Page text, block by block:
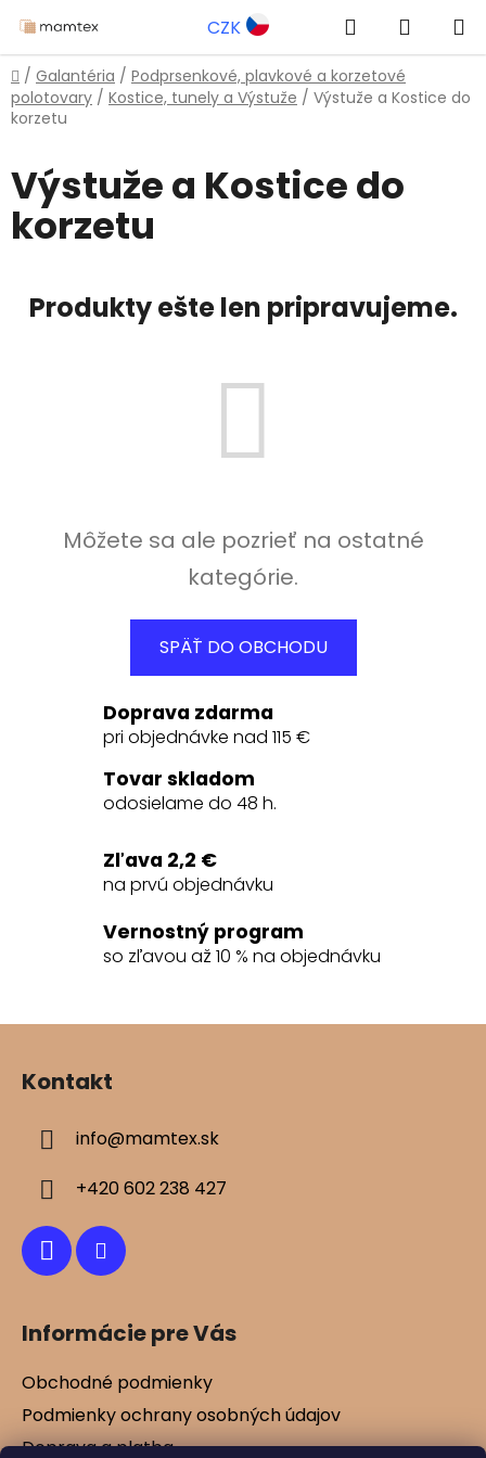
na
obsah
CZK Hľadať
KOŠÍK
Domov
/ Galantéria / Podprsenkové, plavkové a korzetové
polotovary / Kostice, tunely a Výstuže / Výstuže a Kostice do
korzetu
Výstuže a Kostice do
korzetu
Produkty ešte len pripravujeme.
Môžete sa ale pozrieť na ostatné
kategórie.
SPÄŤ DO OBCHODU
Doprava zdarma
pri objednávke nad 115 €
Tovar skladom
odosielame do 48 h.
Zľava 2,2 €
na prvú objednávku
Vernostný program
so zľavou až 10 % na objednávku
Kontakt
info@mamtex.sk
+420 602 238 427
Informácie pre Vás
Obchodné podmienky
Podmienky ochrany osobných údajov
Doprava a platba